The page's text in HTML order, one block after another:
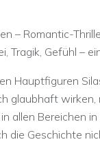
– Romantic-
Tragik, Gefühl –
Hauptfiguren
glaubhaft
allen Bereichen
die Geschichte